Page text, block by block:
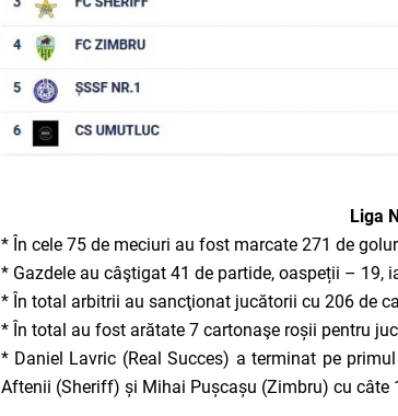
Liga
* În cele 75 de meciuri au fost marcate 271 de
* Gazdele au câştigat 41 de partide, oaspeții – 19,
* În total arbitrii au sancţionat jucătorii cu 206 de
* În total au fost arătate 7 cartonaşe roșii pentru
* Daniel Lavric (Real Succes) a terminat pe
Aftenii (Sheriff) și Mihai Pușcașu (Zimbru) cu câte